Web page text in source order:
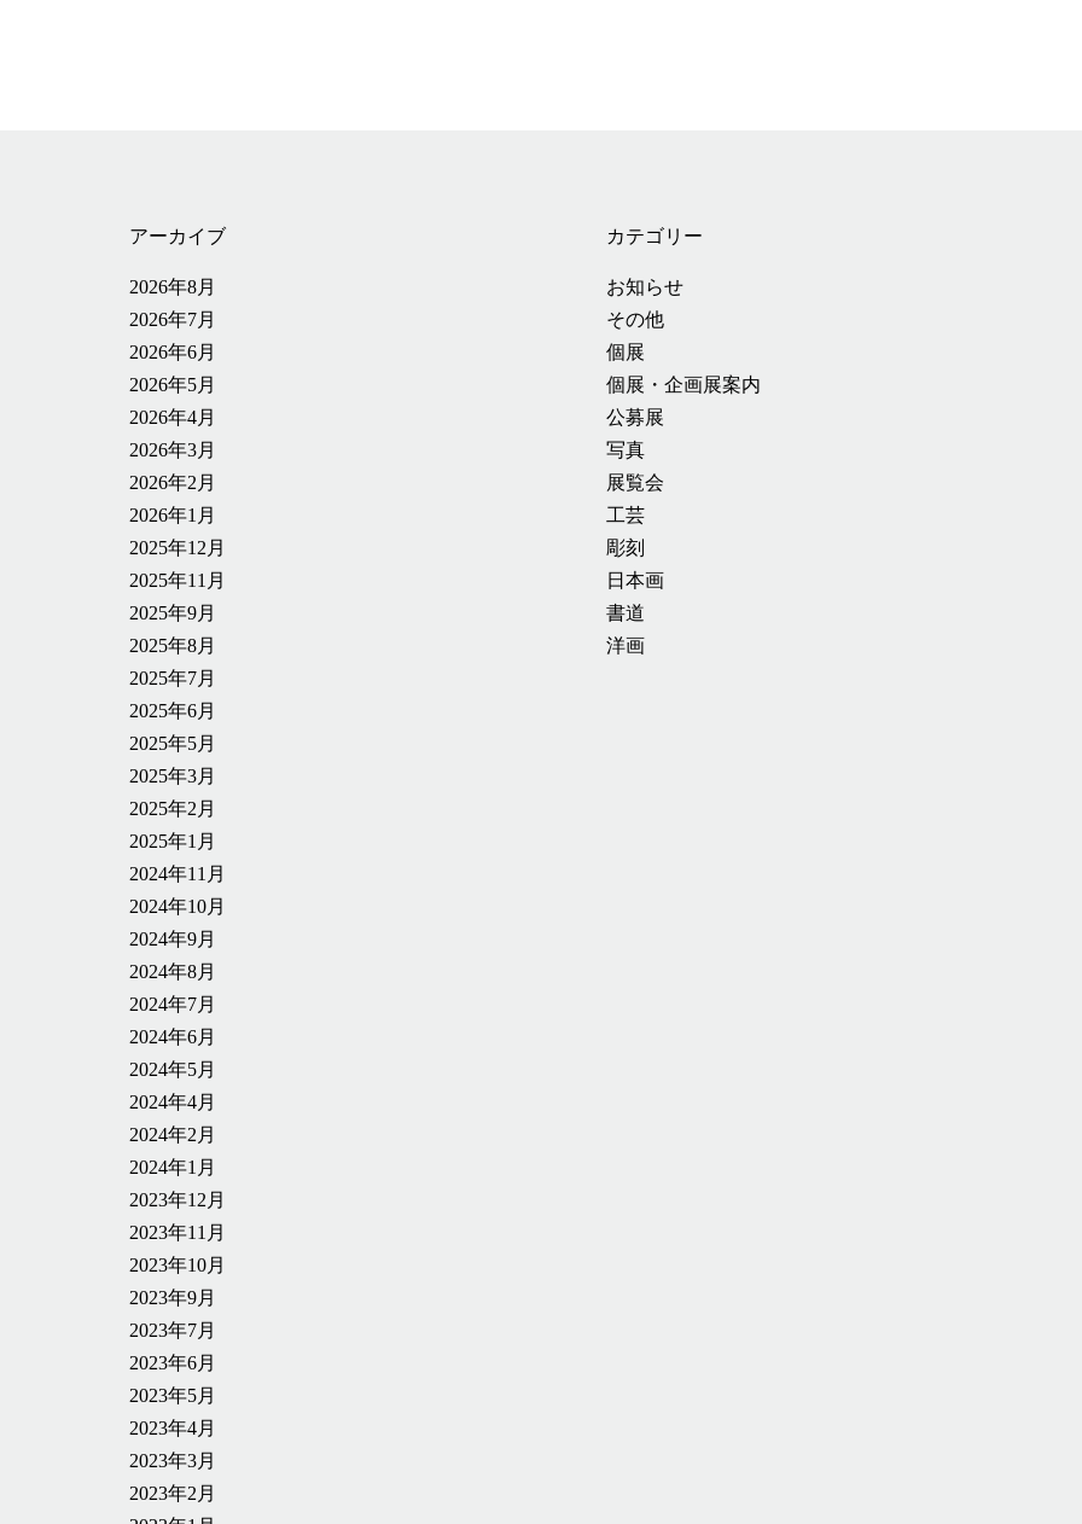
アーカイブ
2026年8月
2026年7月
2026年6月
2026年5月
2026年4月
2026年3月
2026年2月
2026年1月
2025年12月
2025年11月
2025年9月
2025年8月
2025年7月
2025年6月
2025年5月
2025年3月
2025年2月
2025年1月
2024年11月
2024年10月
2024年9月
2024年8月
2024年7月
2024年6月
2024年5月
2024年4月
2024年2月
2024年1月
2023年12月
2023年11月
2023年10月
2023年9月
2023年7月
2023年6月
2023年5月
2023年4月
2023年3月
2023年2月
カテゴリー
お知らせ
その他
個展
個展・企画展案内
公募展
写真
展覧会
工芸
彫刻
日本画
書道
洋画